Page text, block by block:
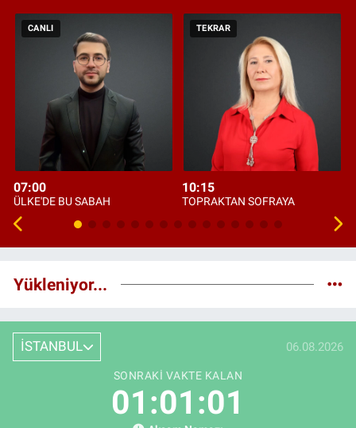
CANLI
07:00
ÜLKE'DE BU SABAH
TEKRAR
10:15
TOPRAKTAN SOFRAYA
Yükleniyor...
İSTANBUL 06.08.2026
SONRAKI VAKTE KALAN
01:01:00